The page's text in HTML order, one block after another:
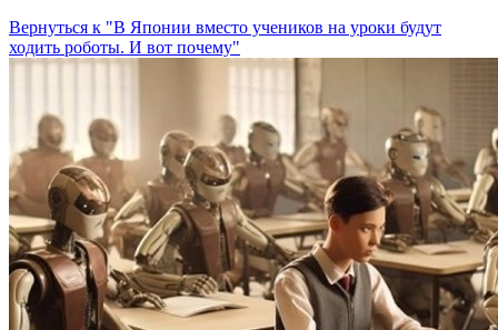
Вернуться к "В Японии вместо учеников на уроки будут
ходить роботы. И вот почему"